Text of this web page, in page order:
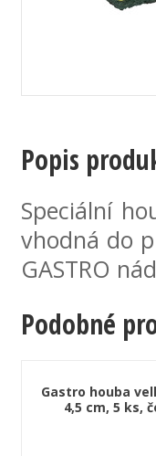
Popis
Speciální
vhodná do
GASTRO
Podobné
Gastro houba
4,5 cm, 5 ks,